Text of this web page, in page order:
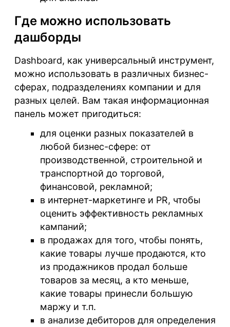
Где можно использовать
дашборды
Dashboard, как универсальный инструмент,
можно использовать в различных бизнес-
сферах, подразделениях компании и для
разных целей. Вам такая информационная
панель может пригодиться:
для оценки разных показателей в
любой бизнес-сфере: от
производственной, строительной и
транспортной до торговой,
финансовой, рекламной;
в интернет-маркетинге и PR, чтобы
оценить эффективность рекламных
кампаний;
в продажах для того, чтобы понять,
какие товары лучше продаются, кто
из продажников продал больше
товаров за месяц, а кто меньше,
какие товары принесли большую
маржу и т.п.
в анализе дебиторов для определения